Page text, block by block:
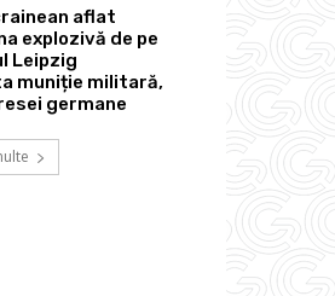
aflat
explozivă de pe
Leipzig
muniție militară,
germane